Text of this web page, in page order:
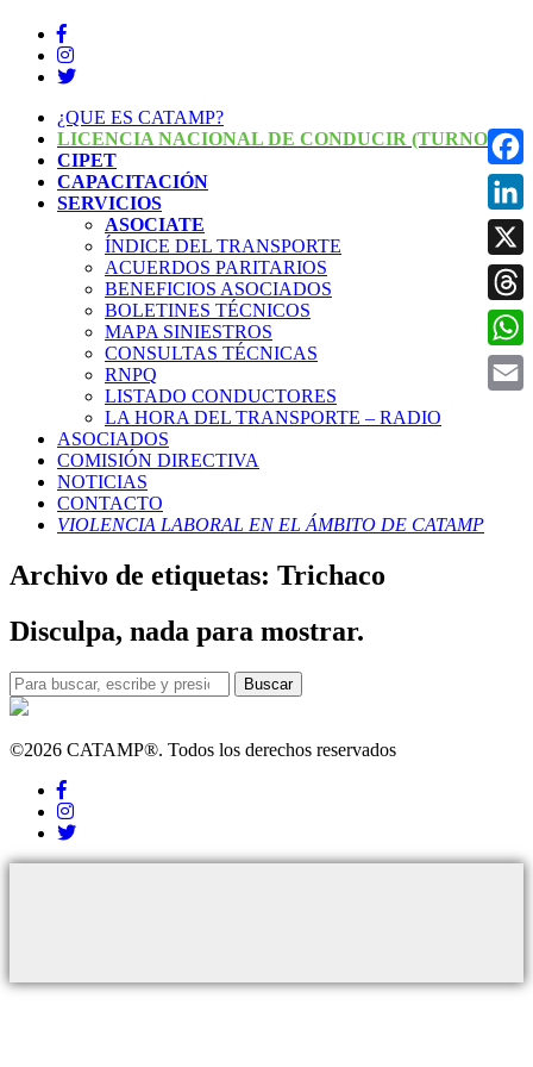
¿QUE ES CATAMP?
LICENCIA NACIONAL DE CONDUCIR (TURNOS)
CIPET
CAPACITACIÓN
SERVICIOS
ASOCIATE
ÍNDICE DEL TRANSPORTE
ACUERDOS PARITARIOS
BENEFICIOS ASOCIADOS
BOLETINES TÉCNICOS
MAPA SINIESTROS
CONSULTAS TÉCNICAS
RNPQ
LISTADO CONDUCTORES
LA HORA DEL TRANSPORTE – RADIO
ASOCIADOS
COMISIÓN DIRECTIVA
NOTICIAS
CONTACTO
VIOLENCIA LABORAL EN EL ÁMBITO DE CATAMP
Archivo de etiquetas: Trichaco
Disculpa, nada para mostrar.
Buscar
©2026 CATAMP®. Todos los derechos reservados
X